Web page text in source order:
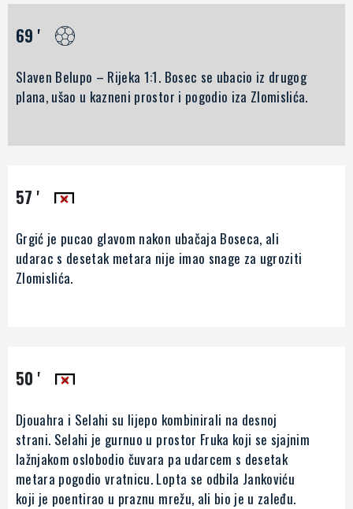
69 '
Slaven Belupo – Rijeka 1:1. Bosec se ubacio iz drugog
plana, ušao u kazneni prostor i pogodio iza Zlomislića.
57 '
Grgić je pucao glavom nakon ubačaja Boseca, ali
udarac s desetak metara nije imao snage za ugroziti
Zlomislića.
50 '
Djouahra i Selahi su lijepo kombinirali na desnoj
strani. Selahi je gurnuo u prostor Fruka koji se sjajnim
lažnjakom oslobodio čuvara pa udarcem s desetak
metara pogodio vratnicu. Lopta se odbila Jankoviću
koji je poentirao u praznu mrežu, ali bio je u zaleđu.